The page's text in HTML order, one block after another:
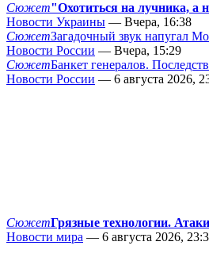
Сюжет"Охотиться на лучника, а
Новости Украины — Вчера, 16:38
СюжетЗагадочный звук напугал
Новости России — Вчера, 15:29
СюжетБанкет генералов.
Новости России — 6 августа 2026,
СюжетГрязные технологии.
Новости мира — 6 августа 2026,